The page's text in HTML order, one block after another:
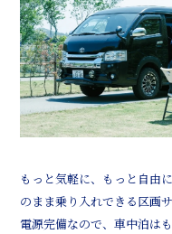
もっと気軽に、もっと自由
のまま乗り入れできる区画
電源完備なので、車中泊は